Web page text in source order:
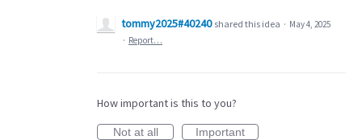
tommy2025#40240 shared this idea · May 4, 2025
· Report…
How important is this to you?
Not at all
Important